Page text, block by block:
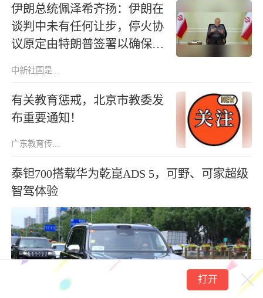
伊朗总统佩泽希齐扬：伊朗在
谈判中未有任何让步，停火协
议原定由特朗普签署以确保履
中新社国是...
有关教育惩戒，北京市教委发
布重要通知！
广东教育传...
泰钽700搭载华为乾崑ADS 5，可野、可家超级
智驾体验
打开